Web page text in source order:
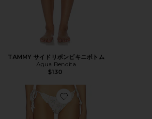
TAMMY サイドリボンビキニボトム
Agua Bendita
$130
Favorite FAWNA サイドリボンビ